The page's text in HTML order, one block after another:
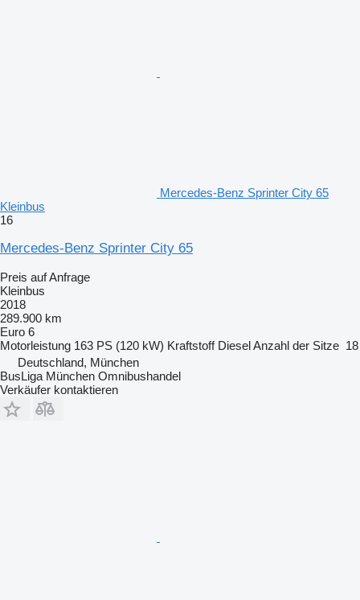
Mercedes-Benz Sprinter City 65
Kleinbus
16
Mercedes-Benz Sprinter City 65
Preis auf Anfrage
Kleinbus
2018
289.900 km
Euro 6
Motorleistung 163 PS (120 kW) Kraftstoff DieselAnzahl der Sitze 18
Deutschland, München
BusLiga München Omnibushandel
Verkäufer kontaktieren